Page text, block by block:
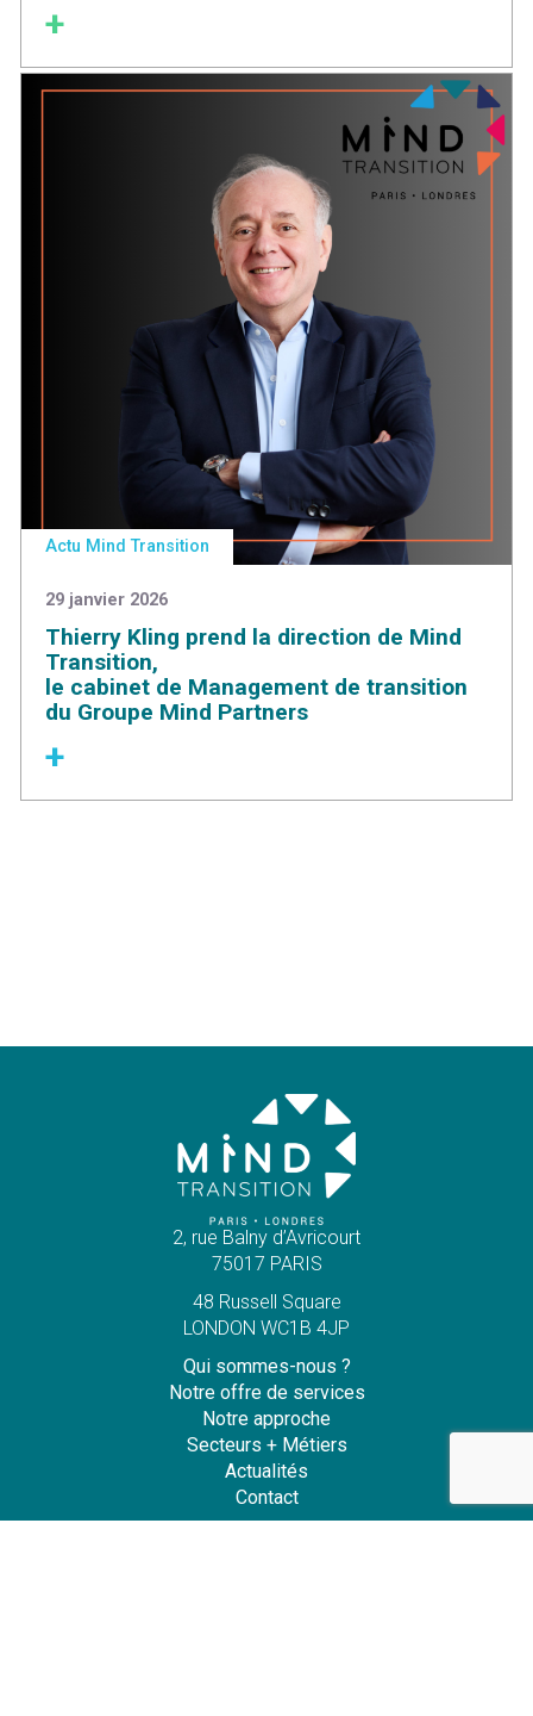
Actu Mind Transition
29 janvier 2026
Thierry Kling prend la direction de Mind
Transition,
le cabinet de Management de transition
du Groupe Mind Partners
2, rue Balny d’Avricourt
75017 PARIS
48 Russell Square
LONDON WC1B 4JP
Qui sommes-nous ?
Notre offre de services
Notre approche
Secteurs + Métiers
Actualités
Contact